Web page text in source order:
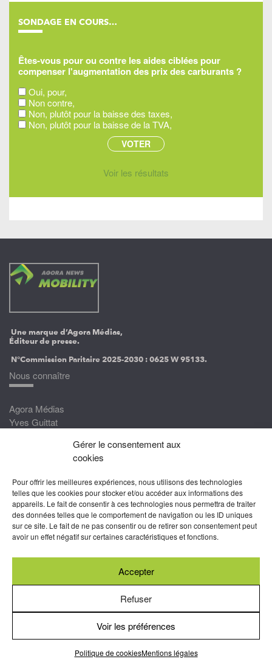
Gérer le consentement aux
cookies
Pour offrir les meilleures expériences, nous utilisons des technologies
telles que les cookies pour stocker et/ou accéder aux informations des
appareils. Le fait de consentir à ces technologies nous permettra de traiter
des données telles que le comportement de navigation ou les ID uniques
sur ce site. Le fait de ne pas consentir ou de retirer son consentement peut
avoir un effet négatif sur certaines caractéristiques et fonctions.
Accepter
Refuser
Voir les préférences
Politique de cookiesMentions légales
SONDAGE EN COURS…
Êtes-vous pour ou contre les aides ciblées pour
compenser l'augmentation des prix des carburants ?
Oui, pour,
Non contre,
Non, plutôt pour la baisse des taxes,
Non, plutôt pour la baisse de la TVA,
Voir les résultats
Une marque d’Agora Médias,
Éditeur de presse.
N°Commission Paritaire 2025-2030 :0625 W 95133.
Nous connaître
Agora Médias
Yves Guittat
Devenez correspondant
Rejoignez nos experts
Devenez Partenaire
Nous suivre
Abonnez-vous à nos newsletters
Conditions générales d’utilisation
de cookies